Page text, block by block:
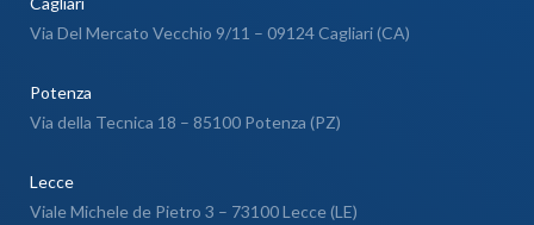
Via Del Mercato Vecchio 9/11 – 09124 Cagliari (CA)
Potenza
Via della Tecnica 18 – 85100 Potenza (PZ)
Lecce
Viale Michele de Pietro 3 – 73100 Lecce (LE)